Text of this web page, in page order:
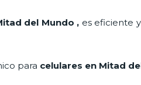
del Mundo , es eficiente
para celulares en Mitad